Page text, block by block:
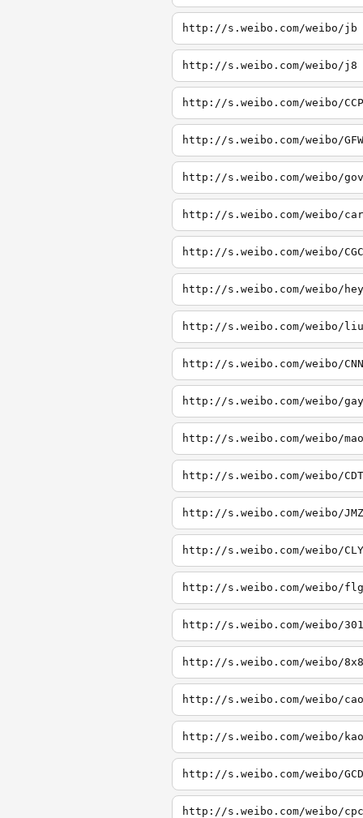
http://s.weibo.com/weibo/jb
http://s.weibo.com/weibo/j8
http://s.weibo.com/weibo/CCP
http://s.weibo.com/weibo/GFW
http://s.weibo.com/weibo/gov
http://s.weibo.com/weibo/car
http://s.weibo.com/weibo/CGC
http://s.weibo.com/weibo/hey
http://s.weibo.com/weibo/liu
http://s.weibo.com/weibo/CNN
http://s.weibo.com/weibo/gay
http://s.weibo.com/weibo/mao
http://s.weibo.com/weibo/CDT
http://s.weibo.com/weibo/JMZ
http://s.weibo.com/weibo/CLY
http://s.weibo.com/weibo/flg
http://s.weibo.com/weibo/301
http://s.weibo.com/weibo/8x8
http://s.weibo.com/weibo/cao
http://s.weibo.com/weibo/kao
http://s.weibo.com/weibo/GCD
http://s.weibo.com/weibo/cpc